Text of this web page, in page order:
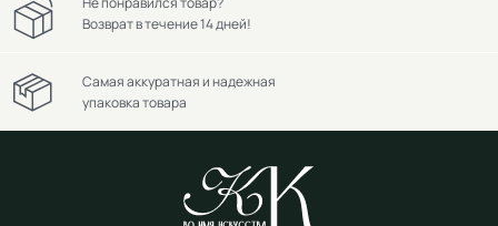
Возврат в течение 14 дней!
Самая аккуратная и надежная
упаковка товара